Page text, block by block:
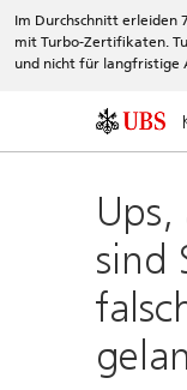
Im Durchschnitt erleiden
mit Turbo-Zertifikaten.
und nicht für langfristige
Ups,
sind